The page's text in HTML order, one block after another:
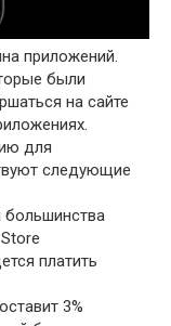
приложений.
были
на сайте
для
следующие
большинства
платить
3%